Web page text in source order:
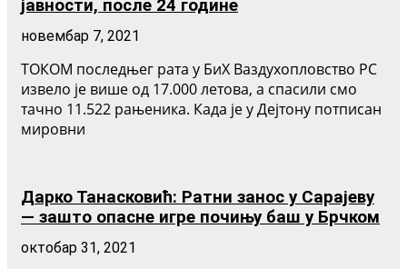
јавности, после 24 године
новембар 7, 2021
ТОКОМ последњег рата у БиХ Ваздухопловство РС
извело је више од 17.000 летова, а спасили смо
тачно 11.522 рањеника. Када је у Дејтону потписан
мировни
Дарко Танасковић: Ратни занос у Сарајеву
— зашто опасне игре почињу баш у Брчком
октобар 31, 2021